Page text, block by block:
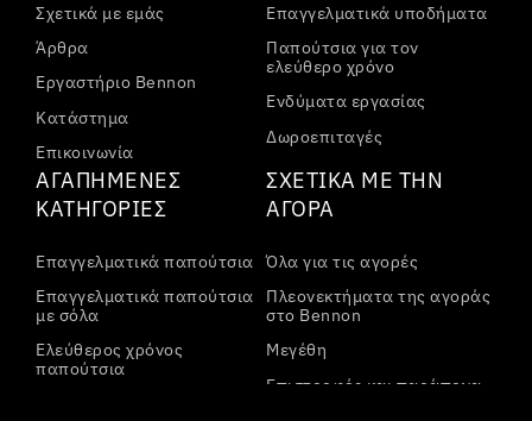
Σχετικά με εμάς
Άρθρα
Εργαστήριο Bennon
Κατάστημα
Επικοινωνία
Επαγγελματικά υποδήματα
Παπούτσια για τον
ελεύθερο χρόνο
Ενδύματα εργασίας
Δωροεπιταγές
ΑΓΑΠΗΜΈΝΕΣ
ΚΑΤΗΓΟΡΊΕΣ
Επαγγελματικά παπούτσια
Επαγγελματικά παπούτσια
με σόλα
Ελεύθερος χρόνος
παπούτσια
ΣΧΕΤΙΚΆ ΜΕ ΤΗΝ
ΑΓΟΡΆ
Όλα για τις αγορές
Πλεονεκτήματα της αγοράς
στο Bennon
Μεγέθη
Επιστροφές και παράπονα